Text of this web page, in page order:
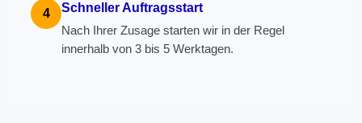
4 Schneller Auftragsstart
Nach Ihrer Zusage starten wir in der Regel
innerhalb von 3 bis 5 Werktagen.